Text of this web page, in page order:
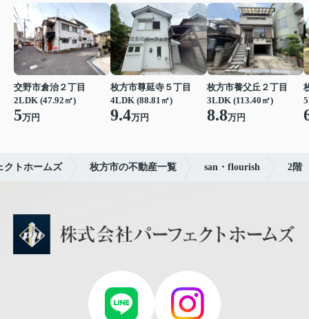
交野市倉治２丁目
2LDK (47.92㎡)
5万円
枚方市尊延寺５丁目
4LDK (88.81㎡)
9.4万円
枚方市養父丘２丁目
3LDK (113.40㎡)
8.8万円
クトホームズ 枚方市の不動産一覧 san・flourish 2階